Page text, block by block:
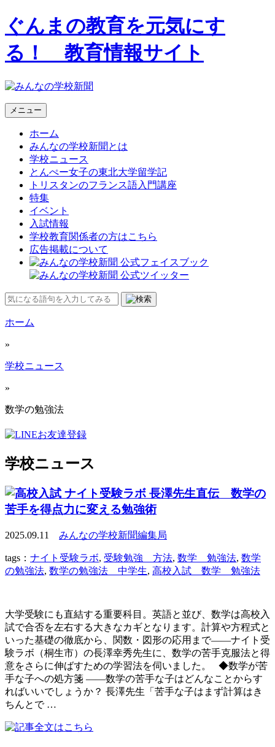
ぐんまの教育を元気にす
る！ 教育情報サイト
メニュー
ホーム
みんなの学校新聞とは
学校ニュース
とんぺー女子の東北大学留学記
トリスタンのフランス語入門講座
特集
イベント
入試情報
学校教育関係者の方はこちら
広告掲載について
ホーム
»
学校ニュース
»
数学の勉強法
学校ニュース
ナイト受験ラボ 長澤先生直伝 数学の
苦手を得点力に変える勉強術
2025.09.11 みんなの学校新聞編集局
tags： ナイト受験ラボ, 受験勉強 方法, 数学 勉強法, 数学
の勉強法, 数学の勉強法 中学生, 高校入試 数学 勉強法
大学受験にも直結する重要科目。英語と並び、数学は高校入
試で合否を左右する大きなカギとなります。計算や方程式と
いった基礎の徹底から、関数・図形の応用まで――ナイト受
験ラボ（桐生市）の長澤幸秀先生に、数学の苦手克服法と得
意をさらに伸ばすための学習法を伺いました。 ◆数学が苦
手な子への処方箋 ――数学の苦手な子はどんなことからす
ればいいでしょうか？ 長澤先生「苦手な子はまず計算はき
ちんとで …